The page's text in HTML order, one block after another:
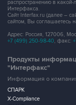
распространению в
Интерфакса.
Сайт Interfax.ru (далее –
сайтом, Вы соглашаетесь
Адрес: Россия, 127006,
+7 (499) 250-98-40, факс:
Продукты
"Интерфакс"
Информация о
СПАРК
X-Compliance